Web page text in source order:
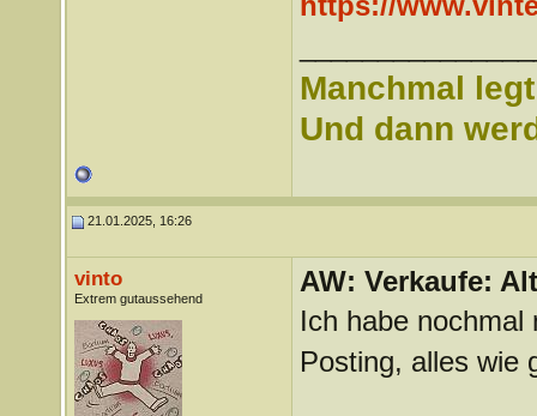
Manchmal
Und dann
21.01.2025, 16:26
vinto
Extrem gutaussehend
AW: Verkaufe:
Ich habe nochmal
Posting, alles wie